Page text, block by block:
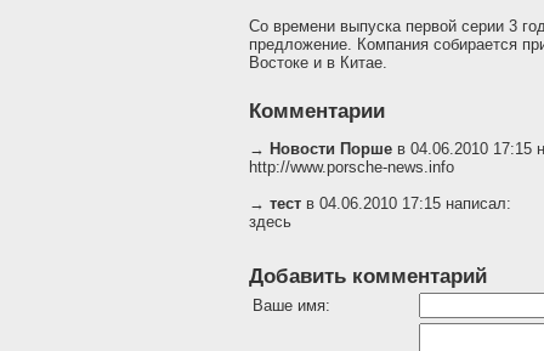
Со времени выпуска первой серии 3
предложение. Компания собирается
Востоке и в Китае.
Комментарии
→ Новости Порше в 04.06.2010 17:15
http://www.porsche-news.info
→ тест в 04.06.2010 17:15 написал:
здесь
Добавить комментарий
Ваше имя: